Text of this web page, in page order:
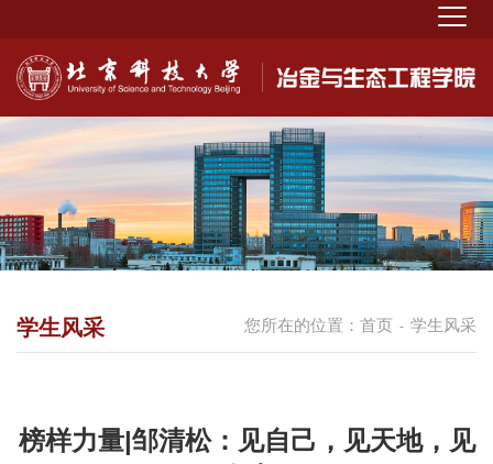
您所在的位置： 首页 - 学生风采
学生风采
榜样力量|邹清松：见自己，见天地，见